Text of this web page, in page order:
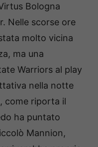
Bologna
Nelle scorse ore
molto vicina
ma una
Warriors al play
nella notte
come riporta il
ha puntato
Mannion,